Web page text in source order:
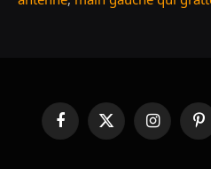
FacebookX
(Twitter)
Instagram